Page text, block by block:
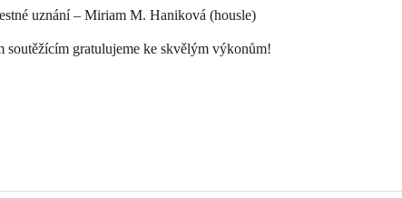
estné uznání– Miriam M. Haniková (housle)
soutěžícím gratulujeme ke skvělým výkonům!